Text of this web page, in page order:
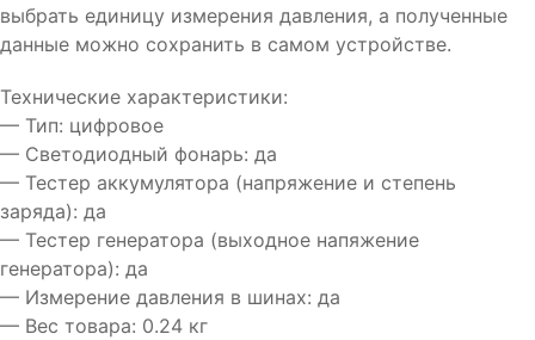
выбрать единицу измерения давления, а полученные
данные можно сохранить в самом устройстве.
Технические характеристики:
— Тип: цифровое
— Светодиодный фонарь: да
— Тестер аккумулятора (напряжение и степень
заряда): да
— Тестер генератора (выходное напяжение
генератора): да
— Измерение давления в шинах: да
— Вес товара: 0.24 кг